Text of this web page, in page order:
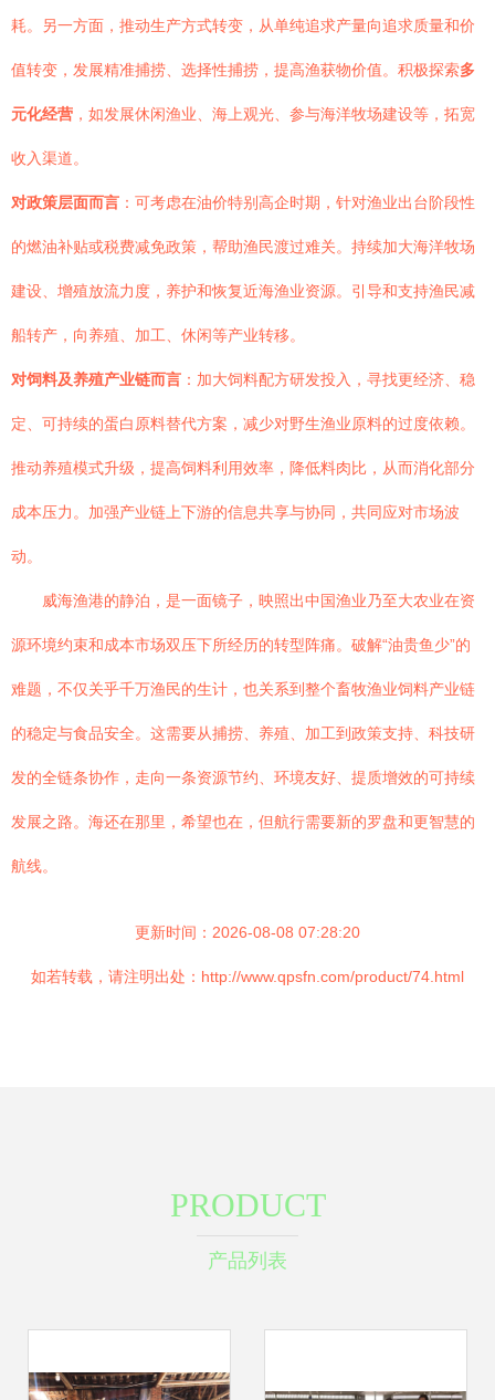
耗。另一方面，推动生产方式转变，从单纯追求产量向追求质量和价
值转变，发展精准捕捞、选择性捕捞，提高渔获物价值。积极探索多
元化经营 ，如发展休闲渔业、海上观光、参与海洋牧场建设等，拓宽
收入渠道。
对政策层面而言 ：可考虑在油价特别高企时期，针对渔业出台阶段性
的燃油补贴或税费减免政策，帮助渔民渡过难关。持续加大海洋牧场
建设、增殖放流力度，养护和恢复近海渔业资源。引导和支持渔民减
船转产，向养殖、加工、休闲等产业转移。
对饲料及养殖产业链而言 ：加大饲料配方研发投入，寻找更经济、稳
定、可持续的蛋白原料替代方案，减少对野生渔业原料的过度依赖。
推动养殖模式升级，提高饲料利用效率，降低料肉比，从而消化部分
成本压力。加强产业链上下游的信息共享与协同，共同应对市场波
动。
威海渔港的静泊，是一面镜子，映照出中国渔业乃至大农业在资
源环境约束和成本市场双压下所经历的转型阵痛。破解“油贵鱼少”的
难题，不仅关乎千万渔民的生计，也关系到整个畜牧渔业饲料产业链
的稳定与食品安全。这需要从捕捞、养殖、加工到政策支持、科技研
发的全链条协作，走向一条资源节约、环境友好、提质增效的可持续
发展之路。海还在那里，希望也在，但航行需要新的罗盘和更智慧的
航线。
更新时间：2026-08-08 07:28:20
如若转载，请注明出处：http://www.qpsfn.com/product/74.html
PRODUCT
产品列表